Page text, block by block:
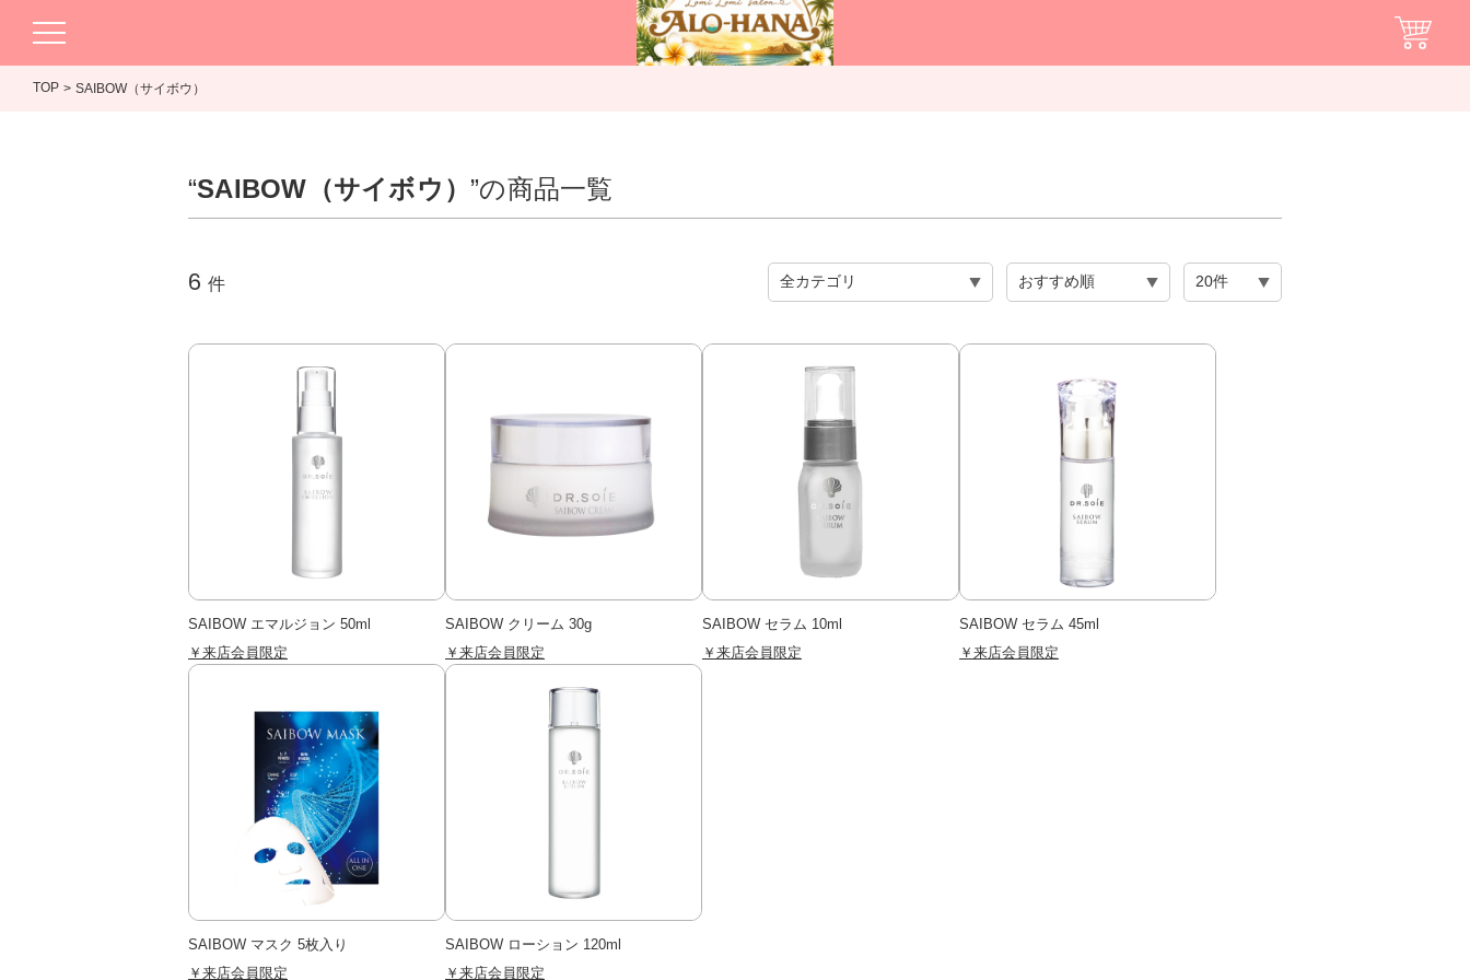
TOP SAIBOW（サイボウ）
“SAIBOW（サイボウ） ”の商品一覧
6 件
SAIBOW エマルジョン 50ml
￥来店会員限定
SAIBOW クリーム 30g
￥来店会員限定
SAIBOW セラム 10ml
￥来店会員限定
SAIBOW セラム 45ml
￥来店会員限定
SAIBOW マスク 5枚入り
￥来店会員限定
SAIBOW ローション 120ml
￥来店会員限定